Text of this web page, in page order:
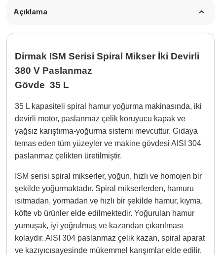
Açıklama
Dirmak ISM Serisi Spiral Mikser İki Devirli
380 V Paslanmaz
Gövde 35 L
35 L kapasiteli spiral hamur yoğurma makinasında, iki
devirli motor, paslanmaz çelik koruyucu kapak ve
yağsız karıştırma-yoğurma sistemi mevcuttur. Gıdaya
temas eden tüm yüzeyler ve makine gövdesi AISI 304
paslanmaz çelikten üretilmiştir.
ISM serisi spiral mikserler, yoğun, hızlı ve homojen bir
şekilde yoğurmaktadır. Spiral mikserlerden, hamuru
ısıtmadan, yormadan ve hızlı bir şekilde hamur, kıyma,
köfte vb ürünler elde edilmektedir. Yoğurulan hamur
yumuşak, iyi yoğrulmuş ve kazandan çıkarılması
kolaydır. AISI 304 paslanmaz çelik kazan, spiral aparat
ve kazıyıcısayesinde mükemmel karışımlar elde edilir.